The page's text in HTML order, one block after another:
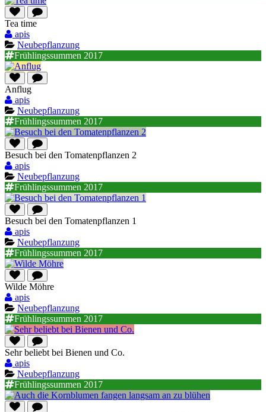
Tea time
apis
Neubepflanzung
Frühlingssummen 2017
Anflug
apis
Neubepflanzung
Frühlingssummen 2017
Besuch bei den Tomatenpflanzen 2
apis
Neubepflanzung
Frühlingssummen 2017
Besuch bei den Tomatenpflanzen 1
apis
Neubepflanzung
Frühlingssummen 2017
Wilde Möhre
apis
Neubepflanzung
Frühlingssummen 2017
Sehr beliebt bei Bienen und Co.
apis
Neubepflanzung
Frühlingssummen 2017